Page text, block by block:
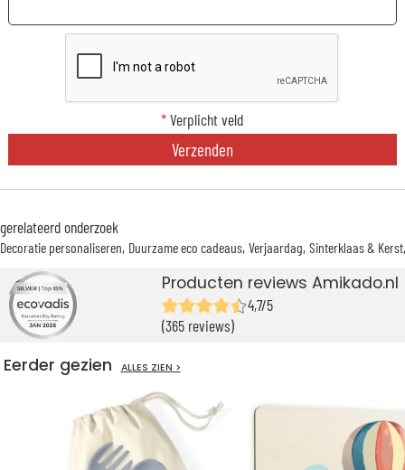
*Verplicht veld
Verzenden
gerelateerd onderzoek
Decoratie personaliseren Duurzame eco cadeaus Verjaardag Sinterklaas & Kerst
Producten reviews Amikado.nl
4,7/5
(365 reviews)
Eerder gezien ALLES ZIEN >